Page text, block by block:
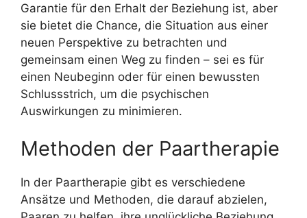
Garantie für den Erhalt der Beziehung ist, aber
sie bietet die Chance, die Situation aus einer
neuen Perspektive zu betrachten und
gemeinsam einen Weg zu finden – sei es für
einen Neubeginn oder für einen bewussten
Schlussstrich, um die psychischen
Auswirkungen zu minimieren.
Methoden der Paartherapie
In der Paartherapie gibt es verschiedene
Ansätze und Methoden, die darauf abzielen,